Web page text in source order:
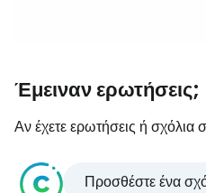
Έμειναν ερωτήσεις;
Αν έχετε ερωτήσεις ή σχόλια
Προσθέστε ένα